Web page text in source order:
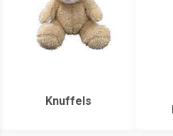
Knuffels